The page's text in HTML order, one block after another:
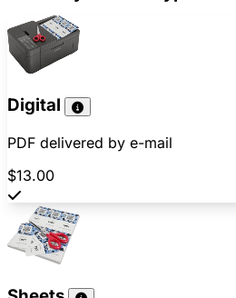
Digital
PDF delivered by e-mail
$13.00